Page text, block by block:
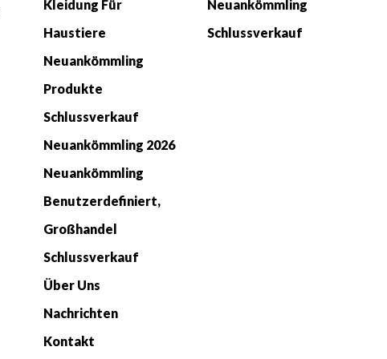
Kleidung Für
Haustiere
Neuankömmling
Produkte
Schlussverkauf
Neuankömmling 2026
Neuankömmling
Benutzerdefiniert,
Großhandel
Schlussverkauf
Über Uns
Nachrichten
Kontakt
Neuankömmling
Schlussverkauf